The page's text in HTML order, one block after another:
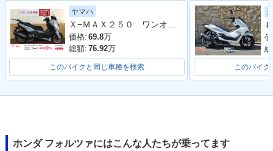
e X・追加
ヤマハ
Ｘ−ＭＡＸ２５０ ワンオーナー
価格: 69.8万
総額: 76.92万
このバイクと同じ車種を検索 このバイク
ホンダ フォルツァにはこんな人たちが乗ってます